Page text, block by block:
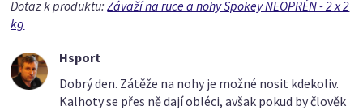
Dotaz k produktu:Závaží na ruce a nohy Spokey NEOPRÉN - 2 x 2
kg
Hsport
Dobrý den. Zátěže na nohy je možné nosit kdekoliv.
Kalhoty se přes ně dají obléci, avšak pokud by člověk